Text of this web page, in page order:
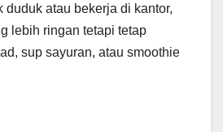
duduk atau bekerja di kantor,
lebih ringan tetapi tetap
sup sayuran, atau smoothie